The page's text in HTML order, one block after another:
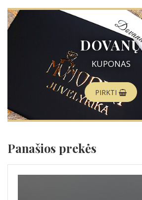
DOVANŲ
KUPONAS
PIRKTI
Panašios prekės